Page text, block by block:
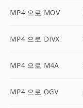
MP4 으로 MOV
MP4 으로 DIVX
MP4 으로 M4A
MP4 으로 OGV